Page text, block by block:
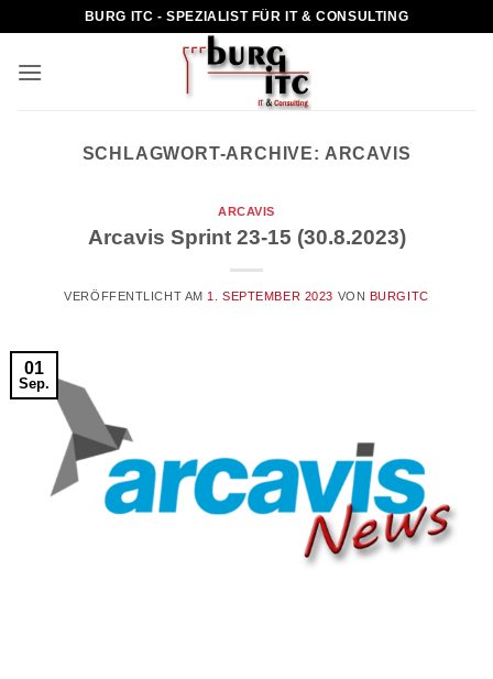
springen
BURG ITC - SPEZIALIST FÜR IT & CONSULTING
SCHLAGWORT-ARCHIVE: ARCAVIS
ARCAVIS
Arcavis Sprint 23-15 (30.8.2023)
VERÖFFENTLICHT AM 1. SEPTEMBER 2023 VON BURGITC
01
Sep.